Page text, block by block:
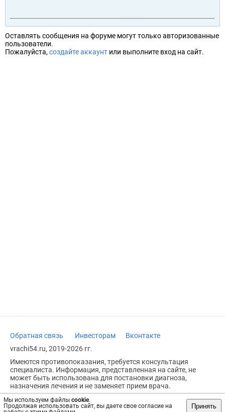
Мы используем файлы cookie.
Продолжая использовать сайт, вы даете свое согласие на
Принять
Оставлять сообщения на форуме могут только авторизованные
пользователи.
Пожалуйста, создайте аккаунт или выполните вход на сайт.
Обратная связь Инвесторам
Вконтакте
vrachi54.ru, 2019-2026 гг.
Имеются противопоказания, требуется консультация
специалиста. Информация, представленная на сайте, не
может быть использована для постановки диагноза,
назначения лечения и не заменяет прием врача.
Возрастное ограничение: 18+